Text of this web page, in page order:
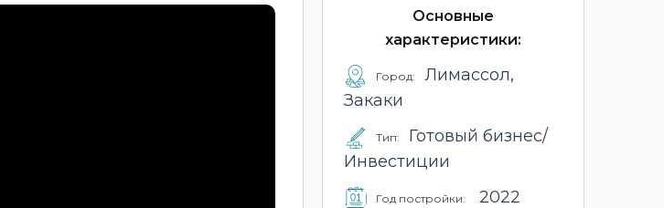
Основные
характеристики:
Город:
Лимассол,
Закаки
Тип:
Готовый бизнес/
Инвестиции
Год постройки: 2022